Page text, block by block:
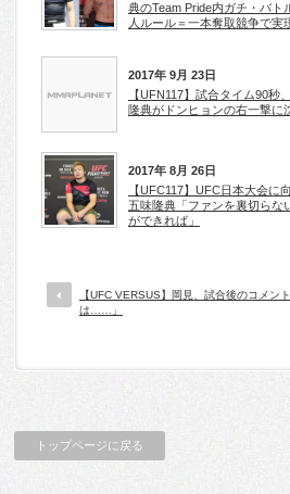
典のTeam Pride内ガチ・バト
人ルール＝一本奪取競争で実
2017年 9月 23日
【UFN117】試合タイム90秒
隆典がドンヒョンの右一撃に
2017年 8月 26日
【UFC117】UFC日本大会に向
五味隆典「ファンを裏切らな
ができれば」
【UFC VERSUS】岡見、試合後のコメン
は……」
トップページに戻る